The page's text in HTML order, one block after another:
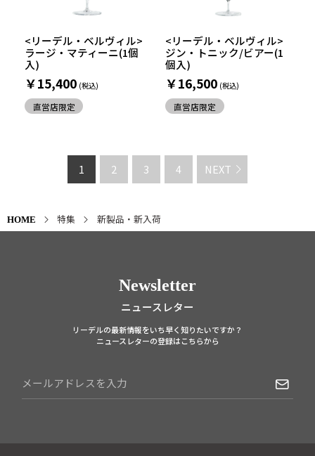
<リーデル・ベルヴィル>
ラージ・マティーニ(1個
入)
￥15,400
直営店限定
<リーデル・ベルヴィル>
ジン・トニック/ビアー(1
個入)
￥16,500
直営店限定
1 2 3 4 NEXT
HOME 特集 新製品・新入荷
Newsletter
ニュースレター
リーデルの最新情報をいち早く知りたいですか？
ニュースレターの登録はこちらから